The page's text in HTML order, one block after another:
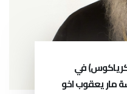
في
يعقوب اخو